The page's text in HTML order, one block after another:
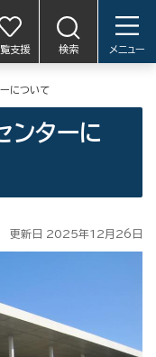
覧支援 検索 メニュー
について
ンターに
更新日 2025年12月26日